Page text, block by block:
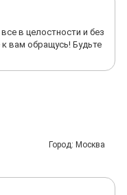
в целостности и без
к вам обращусь! Будьте
Город: Москва